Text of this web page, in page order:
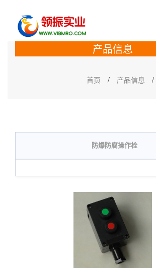
产品信息
首页 / 产品信息 /
防爆防腐操作栓